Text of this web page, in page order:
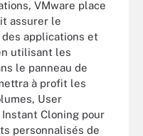
VMware place
assurer le
des applications et
utilisant les
le panneau de
à profit les
User
Cloning pour
personnalisés de